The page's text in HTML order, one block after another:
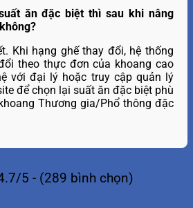
ăn đặc biệt thì sau khi nâng
Khi hạng ghế thay đổi, hệ thống
theo thực đơn của khoang cao
với đại lý hoặc truy cập quản lý
để chọn lại suất ăn đặc biệt phù
Thương gia/Phổ thông đặc
5 - (289 bình chọn)